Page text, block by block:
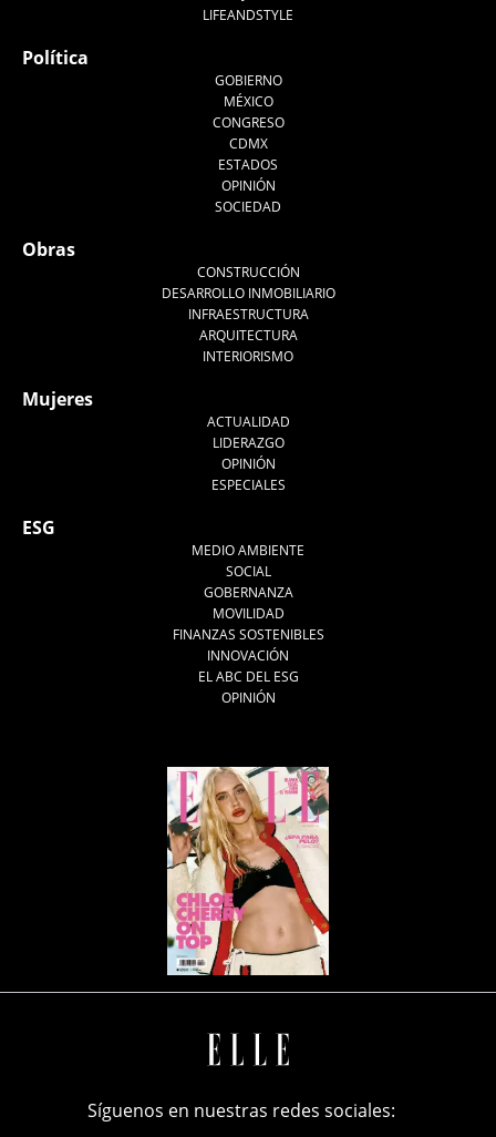
LIFEANDSTYLE
Política
GOBIERNO
MÉXICO
CONGRESO
CDMX
ESTADOS
OPINIÓN
SOCIEDAD
Obras
CONSTRUCCIÓN
DESARROLLO INMOBILIARIO
INFRAESTRUCTURA
ARQUITECTURA
INTERIORISMO
Mujeres
ACTUALIDAD
LIDERAZGO
OPINIÓN
ESPECIALES
ESG
MEDIO AMBIENTE
SOCIAL
GOBERNANZA
MOVILIDAD
FINANZAS SOSTENIBLES
INNOVACIÓN
EL ABC DEL ESG
OPINIÓN
Síguenos en nuestras redes sociales: